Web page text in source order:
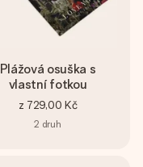
Plážová osuška s
vlastní fotkou
z 729,00 Kč
2 druh